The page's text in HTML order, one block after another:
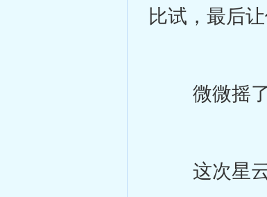
比试，最后
微微摇了
这次星云